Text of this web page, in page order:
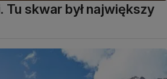
skwar był największy